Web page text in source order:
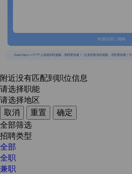
长按识别二维码
{{usertype=='2'?'个人投递实时提醒，招聘更快捷！':'企业回复实时提醒，求职更快捷！'}}
附近没有匹配到职位信息
请选择职能
请选择地区
取消
重置
确定
全部筛选
招聘类型
全部
全职
兼职